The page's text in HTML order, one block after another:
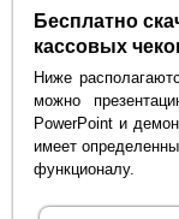
Бесплатно
кассовых
Ниже
можно
PowerPoint и
имеет
функционалу.